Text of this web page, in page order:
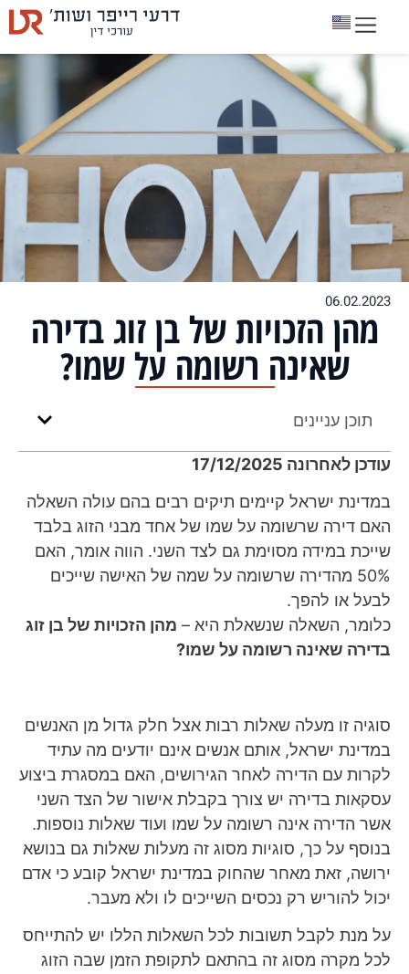
06.02.2023
מהן הזכויות של בן זוג בדירה
שאינה רשומה על שמו?
תוכן עניינים
עודכן לאחרונה 17/12/2025
במדינת ישראל קיימים תיקים רבים בהם עולה השאלה
האם דירה שרשומה על שמו של אחד מבני הזוג בלבד
שייכת במידה מסוימת גם לצד השני. הווה אומר, האם
50% מהדירה שרשומה על שמה של האישה שייכים
לבעל או להפך.
כלומר, השאלה שנשאלת היא – מהן הזכויות של בן זוג
בדירה שאינה רשומה על שמו?
סוגיה זו מעלה שאלות רבות אצל חלק גדול מן האנשים
במדינת ישראל, אותם אנשים אינם יודעים מה עתיד
לקרות עם הדירה לאחר הגירושים, האם במסגרת ביצוע
עסקאות בדירה יש צורך בקבלת אישור של הצד השני
אשר הדירה אינה רשומה על שמו ועוד שאלות נוספות.
בנוסף על כך, סוגיות מסוג זה מעלות שאלות גם בנושא
ירושה, זאת מאחר שהחוק במדינת ישראל קובע כי אדם
יכול להוריש רק נכסים השייכים לו ולא מעבר.
על מנת לקבל תשובות לכל השאלות הללו יש להתייחס
לכל מקרה מסוג זה בהתאם לתקופת הזמן שבה הזוג